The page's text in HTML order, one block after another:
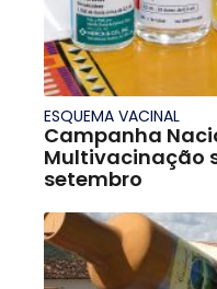
ESQUEMA VACINAL
Campanha
Multivacinação
setembro